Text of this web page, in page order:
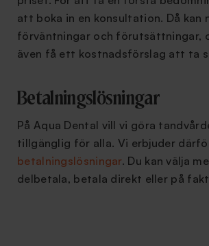
att boka in en konsultation. Då kan
förväntningar och förutsättningar,
även få ett kostnadsförslag att ta
Betalningslösningar
På Aqua Dental vill vi göra
tillgänglig för alla. Vi erbjuder
betalningslösningar. Du kan välja
delbetala, betala direkt eller på